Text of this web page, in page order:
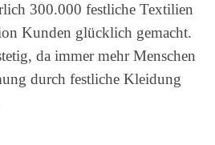
300.000 festliche Textilien
Kunden glücklich gemacht.
da immer mehr Menschen
durch festliche Kleidung